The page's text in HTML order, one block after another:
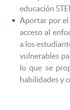
educación
Aportar por el
acceso al
a los
vulnerables
lo que se
habilidades y